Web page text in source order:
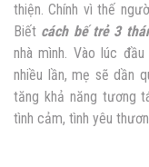
thiện. Chính vì thế
Biết cách bế trẻ 3
nhà mình. Vào lúc
nhiều lần, mẹ sẽ dần
tăng khả năng tương
tình cảm, tình yêu